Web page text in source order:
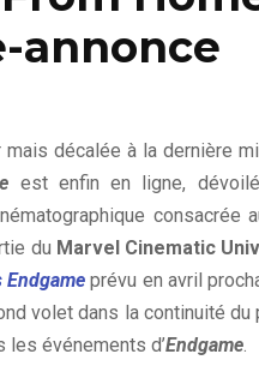
annonce
décalée à la dernière
est enfin en ligne,
consacrée
du Marvel Cinematic
Endgame prévu en avril
volet dans la continuité du
événements d’Endgame.